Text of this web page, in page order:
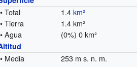
• Total 1.4km²
• Tierra
1.4 km²
• Agua
(0%) 0 km²
• Media 253 m s. n. m.